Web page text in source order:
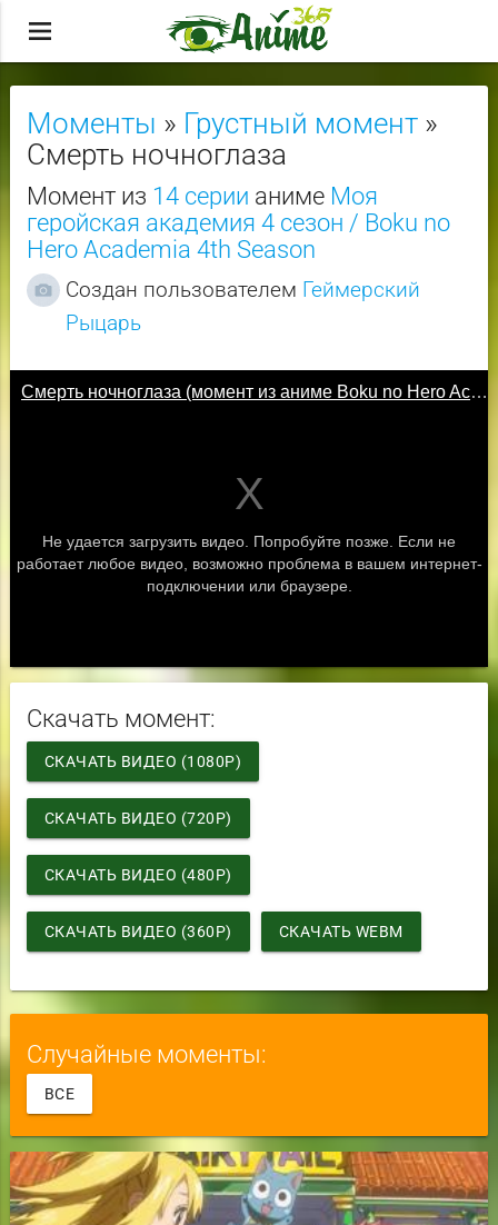
menu
Моменты » Грустный момент»
Смерть ночноглаза
Момент из 14 серии аниме Моя
геройская академия 4 сезон / Boku no
Hero Academia 4th Season
Создан пользователем Геймерский
Рыцарь
Скачать момент:
СКАЧАТЬ ВИДЕО (1080P)
СКАЧАТЬ ВИДЕО (720P)
СКАЧАТЬ ВИДЕО (480P)
СКАЧАТЬ ВИДЕО (360P) СКАЧАТЬ WEBM
Случайные моменты:
ВСЕ